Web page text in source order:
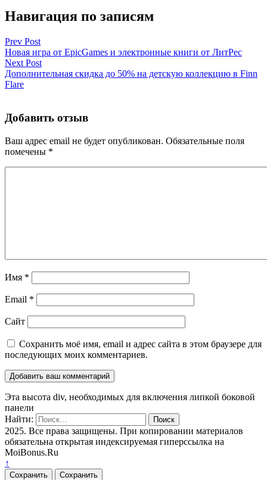
Навигация по записям
Prev Post
Новая игра от EpicGames и электронные книги от ЛитРес
Next Post
Дополнительная скидка до 50% на детскую коллекцию в Finn
Flare
Добавить отзыв
Ваш адрес email не будет опубликован. Обязательные поля
помечены *
Имя *
Email *
Сайт
Сохранить моё имя, email и адрес сайта в этом браузере для
последующих моих комментариев.
Эта высота div, необходимых для включения липкой боковой
панели
Найти:
2025. Все права защищены. При копировании материалов
обязательна открытая индексируемая гиперссылка на
MoiBonus.Ru
↑